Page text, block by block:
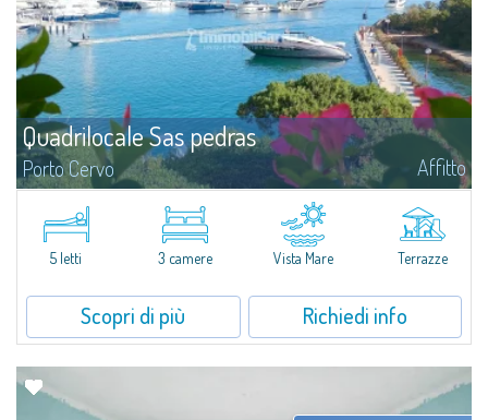
Quadrilocale Sas pedras
Porto Cervo Affitto
Quadrilocale vista mare con terrazza - Condominio Sas Pedras, Porto
CervoNel prestigioso Condominio Sas Pedras, a pochi passi dalla Marina di
Porto Cervo, proponiamo in affitto un quadrilocale luminoso e finemente...
5 letti 3 camere Vista Mare Terrazze
Scopri di più Richiedi info